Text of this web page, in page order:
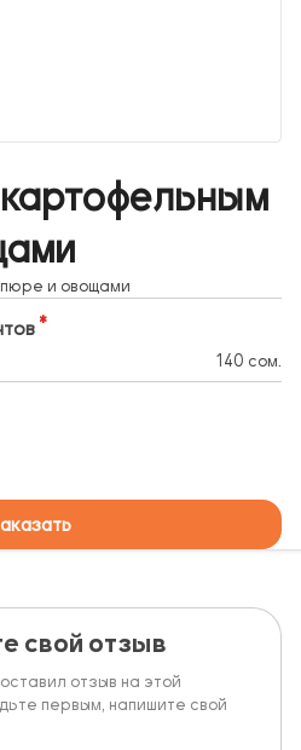
и овощами
140 сом.
свой отзыв
отзыв на этой
первым, напишите свой